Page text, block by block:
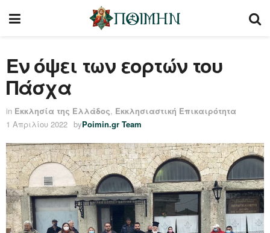
Εν όψει των εορτών του
Πάσχα
in Εκκλησία της Ελλάδος, Εκκλησιαστική Επικαιρότητα
1 Απριλίου 2022 byPoimin.gr Team